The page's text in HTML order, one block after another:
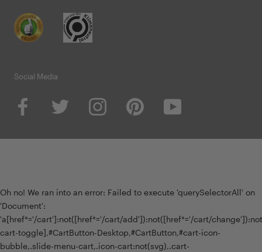
Social Media
Oh no! We ran into an error: Failed to execute 'querySelectorAll' on
'Document':
'a[href*='/cart']:not([href*='/cart/add']):not([href*='/cart/
cart-toggle],#CartButton-Desktop,#CartButton,#cart-icon-
bubble,.slide-menu-cart,.icon-cart:not(svg),.cart-